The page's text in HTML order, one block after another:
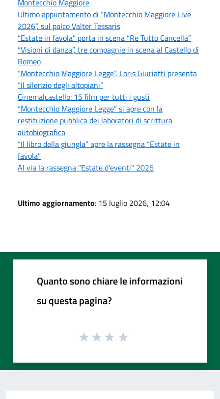
Ultimo appuntamento di “Montecchio Maggiore Live
2026”, sul palco Valter Tessaris
“Estate in favola” porta in scena “Re Tutto Cancella”
“Visioni di danza”, tre compagnie in scena al Castello di
Romeo
“Montecchio Maggiore Legge”, Loris Giuriatti presenta
“Il silenzio degli altopiani”
Cinemalcastello: 15 film per tutti i gusti
“Montecchio Maggiore Legge” si apre con la
restituzione pubblica dei laboratori di scrittura
autobiografica
“Il libro della giungla” apre la rassegna “Estate in
favola”
Al via la rassegna "Estate d'eventi" 2026
Ultimo aggiornamento: 15 luglio 2026, 12:04
Quanto sono chiare le informazioni
su questa pagina?